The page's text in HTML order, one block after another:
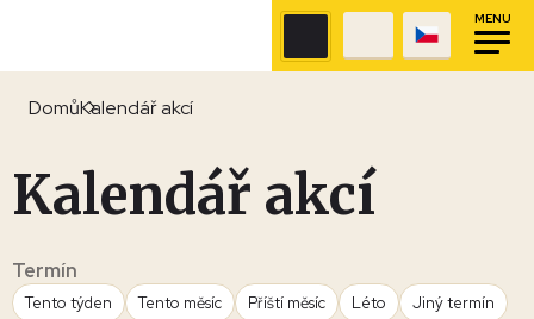
MENU
DomůKalendář akcí
Kalendář akcí
Termín
Tento týden Tento měsíc Příští měsíc Léto Jiný termín